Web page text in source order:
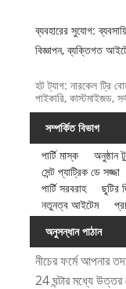
ব্যবহারের সুযোগ:
বিজ্ঞাপন, ব্যক্তিগত
হট ট্যাগ: নারকেল ট্রি
পাইকারি, কাস্টমাইজড,
সম্পর্কিত বিভাগ
পার্টি মাস্ক
অনুষ্ঠান
সেন্ট প্যাট্রিক ডে সজ্জা
পার্টি সরবরাহ
ছুটির
নতুনত্ব আইটেম
অনুসন্ধান পাঠান
নীচের ফর্মে আপনার
24 ঘন্টার মধ্যে উত্তর